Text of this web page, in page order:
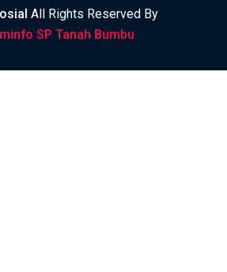
All Rights Reserved By
SP Tanah Bumbu